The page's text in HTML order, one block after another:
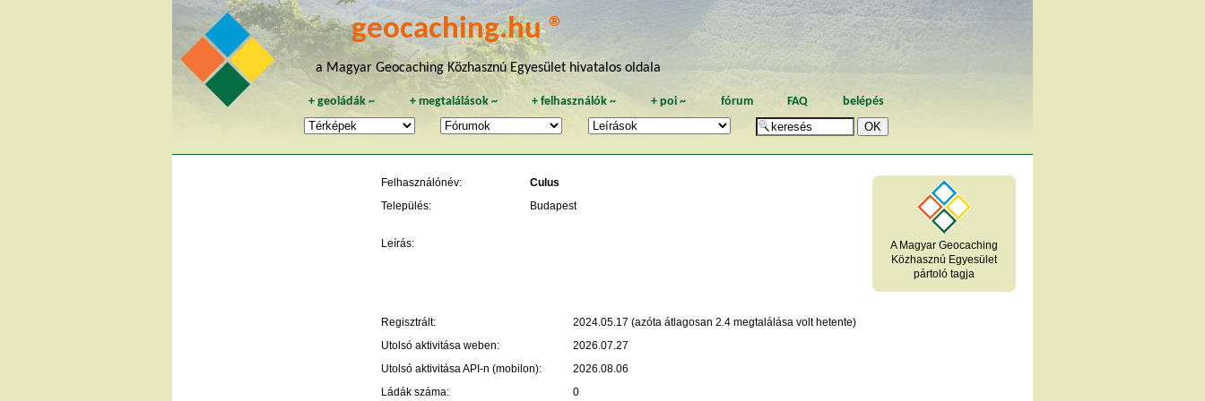
geocaching.hu ®
a Magyar Geocaching Közhasznú Egyesület hivatalos oldala
+geoládák ~ + megtalálások~ +felhasználók ~ + poi~ fórum FAQ belépés
A Magyar Geocaching
Közhasznú Egyesület
pártoló tagja
Felhasználónév:
Culus
Település:
Budapest
Leírás:
Regisztrált:
2024.05.17 (azóta átlagosan 2.4 megtalálása volt hetente)
Utolsó aktivitása weben:
2026.07.27
Utolsó aktivitása API-n (mobilon):
2026.08.06
Ládák száma:
0